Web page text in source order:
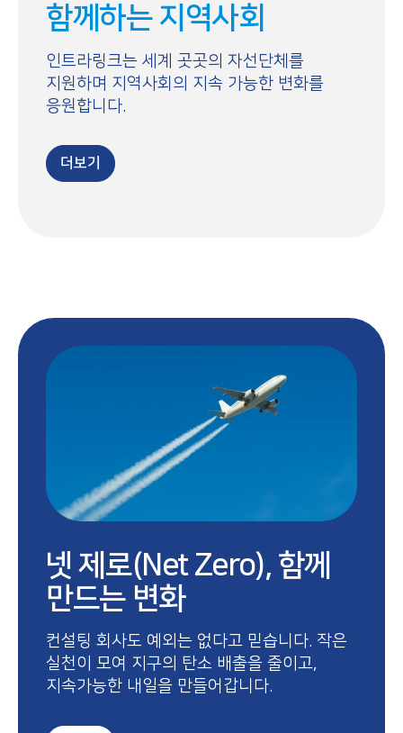
함께하는 지역사회
인트라링크는 세계 곳곳의 자선단체를
지원하며 지역사회의 지속 가능한 변화를
응원합니다.
더보기
넷 제로(Net Zero), 함께
만드는 변화
컨설팅 회사도 예외는 없다고 믿습니다. 작은
실천이 모여 지구의 탄소 배출을 줄이고,
지속가능한 내일을 만들어갑니다.